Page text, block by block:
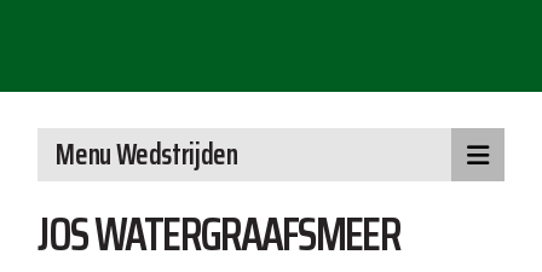
JOS WATERGRAAFSMEER
Menu Wedstrijden